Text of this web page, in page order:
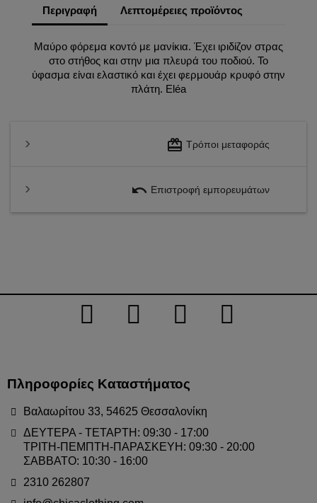
Περιγραφή Λεπτομέρειες προϊόντος
Μαύρο φόρεμα κοντό με μανίκια. Έχει ιριδίζον στρας
στο στήθος και στην μια πλευρά του ποδιού. Το
ύφασμα είναι ελαστικό και έχει φερμουάρ κρυφό στην
πλάτη. Eléa
redeem Τρόποι μεταφοράς
undo Επιστροφή εμπορευμάτων
Πληροφορίες Καταστήματος
Βαλαωρίτου 33, 54625 Θεσσαλονίκη
ΔΕΥΤΕΡΑ - ΤΕΤΑΡΤΗ: 09:30 - 17:00
ΤΡΙΤΗ-ΠΕΜΠΤΗ-ΠΑΡΑΣΚΕΥΗ: 09:30 - 20:00
ΣΑΒΒΑΤΟ: 10:30 - 16:00
2310 262807